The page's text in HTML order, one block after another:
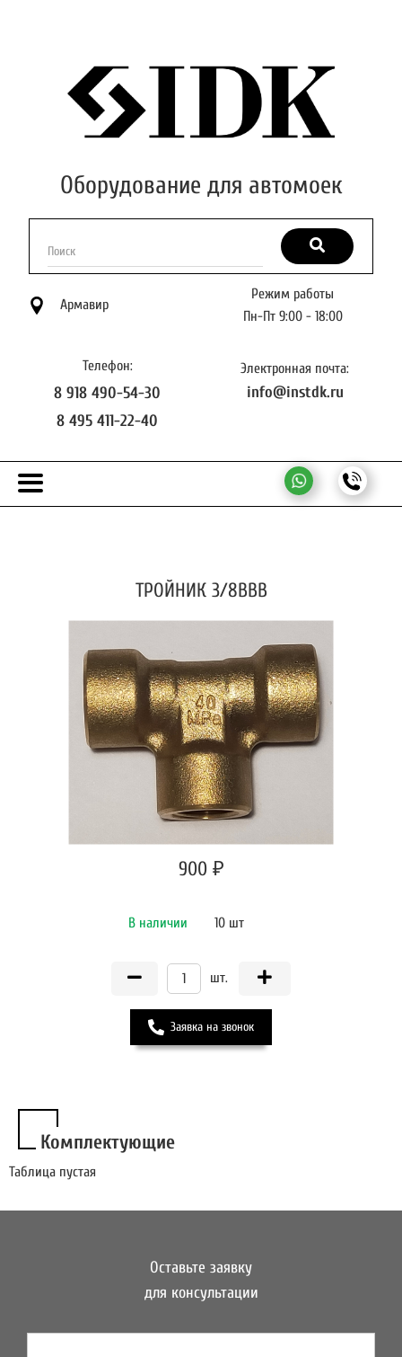
Оборудование для автомоек
Поиск
Армавир
Режим работы
Пн-Пт 9:00 - 18:00
Телефон:
8 918 490-54-30
8 495 411-22-40
Электронная почта:
info@instdk.ru
ТРОЙНИК 3/8ВВВ
900 ₽
В наличии 10 шт
шт.
Заявка на звонок
Комплектующие
Таблица пустая
Оставьте заявку
для консультации